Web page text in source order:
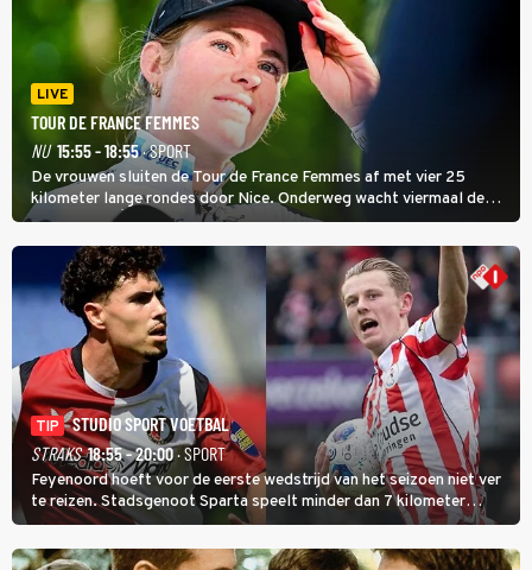
LIVE
TOUR DE FRANCE FEMMES
NU 15:55 - 18:55· SPORT
De vrouwen sluiten de Tour de France Femmes af met vier 25
kilometer lange rondes door Nice. Onderweg wacht viermaal de
zware Col d'Èze. Aan de finish op de Promenade des Anglais krijgt
de eindwinnaar de laatste gele trui.
TIP
STUDIO SPORT VOETBAL
STRAKS 18:55 - 20:00· SPORT
Feyenoord hoeft voor de eerste wedstrijd van het seizoen niet ver
te reizen. Stadsgenoot Sparta speelt minder dan 7 kilometer
verderop. Feyenoord trok de Spaanse spits Nacho Ferri aan van
KVC Westerlo uit België.